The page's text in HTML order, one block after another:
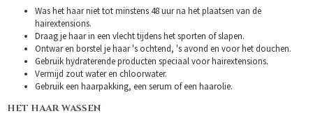
Was het haar niet tot minstens 48 uur na het plaatsen van de
hairextensions.
Draag je haar in een vlecht tijdens het sporten of slapen.
Ontwar en borstel je haar 's ochtend, 's avond en voor het douchen.
Gebruik hydraterende producten speciaal voor hairextensions.
Vermijd zout water en chloorwater.
Gebruik een haarpakking, een serum of een haarolie.
HET HAAR WASSEN